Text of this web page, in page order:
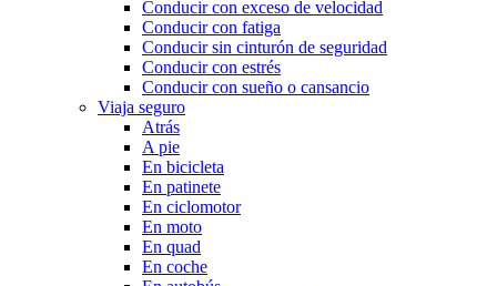
Conducir con exceso de velocidad
Conducir con fatiga
Conducir sin cinturón de seguridad
Conducir con estrés
Conducir con sueño o cansancio
Viaja seguro
Atrás
A pie
En bicicleta
En patinete
En ciclomotor
En moto
En quad
En coche